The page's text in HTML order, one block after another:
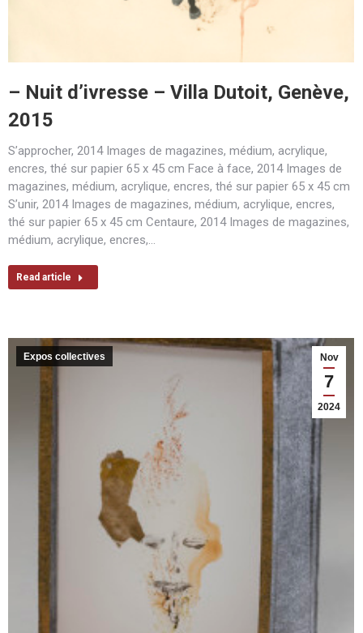
– Nuit d’ivresse – Villa Dutoit, Genève,
2015
S’approcher, 2014 Images de magazines, médium, acrylique,
encres, thé sur papier 65 x 45 cm Face à face, 2014 Images de
magazines, médium, acrylique, encres, thé sur papier 65 x 45 cm
S’unir, 2014 Images de magazines, médium, acrylique, encres,
thé sur papier 65 x 45 cm Centaure, 2014 Images de magazines,
médium, acrylique, encres,…
Read article
Nov
7
2024
Expos collectives